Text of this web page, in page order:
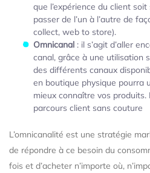
que l’expérience du client
passer de l’un à l’autre de
collect, web to store).
Omnicanal : il s’agit d’aller
canal, grâce à une utilisation
des différents canaux
en boutique physique pourra
mieux connaître vos produits.
parcours client sans couture
L’omnicanalité est une stratégie
de répondre à ce besoin du
fois et d’acheter n’importe où,